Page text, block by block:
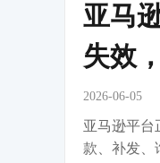
亚马
失效
2026-06-05
亚马逊平台
款、补发、